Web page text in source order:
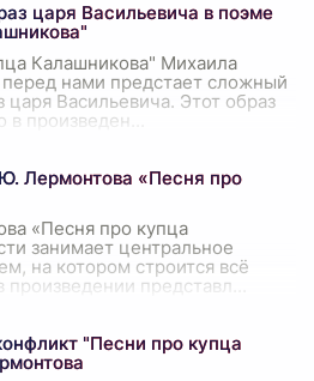
царя Васильевича в поэме
Калашникова" Михаила
нами предстает сложный
Васильевича. Этот образ
в произведен
Лермонтова «Песня про
«Песня про купца
занимает центральное
на котором строится всё
произведении представл
"Песни про купца